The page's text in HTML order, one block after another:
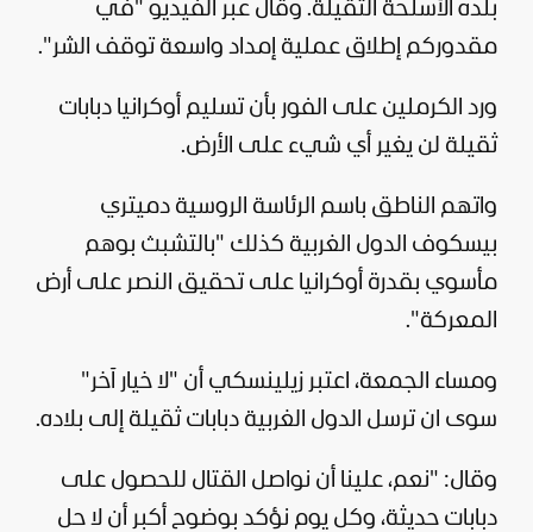
بلده الأسلحة الثقيلة. وقال عبر الفيديو "في
مقدوركم إطلاق عملية إمداد واسعة توقف الشر".
ورد الكرملين على الفور بأن تسليم أوكرانيا دبابات
ثقيلة لن يغير أي شيء على الأرض.
واتهم الناطق باسم الرئاسة الروسية دميتري
بيسكوف الدول الغربية كذلك "بالتشبث بوهم
مأسوي بقدرة أوكرانيا على تحقيق النصر على أرض
المعركة".
ومساء الجمعة، اعتبر زيلينسكي أن "لا خيار آخر"
سوى ان ترسل الدول الغربية دبابات ثقيلة إلى بلاده.
وقال: "نعم، علينا أن نواصل القتال للحصول على
دبابات حديثة، وكل يوم نؤكد بوضوح أكبر أن لا حل